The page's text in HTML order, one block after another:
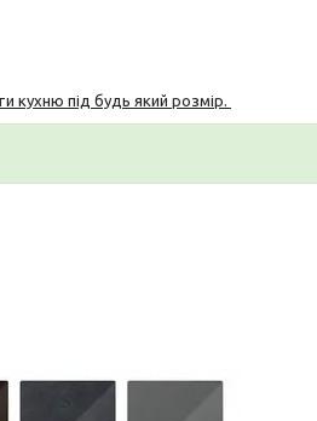
кухню під будь який розмір.